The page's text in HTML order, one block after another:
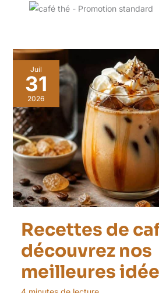
Juil
31
2026
Recettes de
découvrez nos
meilleures